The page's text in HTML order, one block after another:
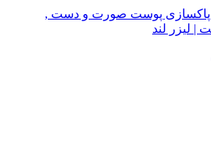
پاکسازی پوست صورت و دست ,
| لیزر لند